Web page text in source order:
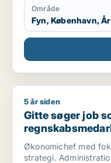
Område
Fyn, København,
Gitte søger job som
5 år siden
Gitte søger job
direktør / hr-
Økonomichef med
strategi.